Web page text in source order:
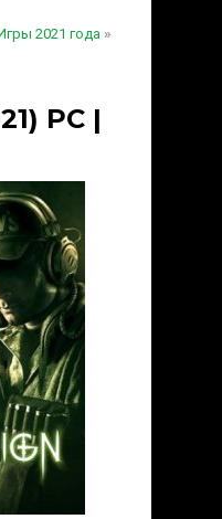
2021 года »
PC |